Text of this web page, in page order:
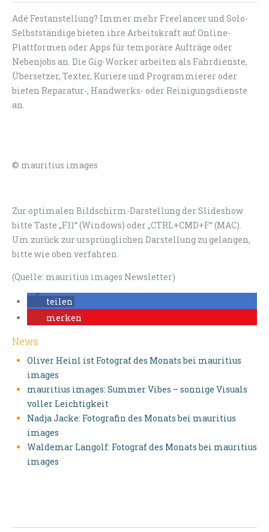
Adé Festanstellung? Immer mehr Freelancer und Solo-
Selbstständige bieten ihre Arbeitskraft auf Online-
Plattformen oder Apps für temporäre Aufträge oder
Nebenjobs an. Die Gig-Worker arbeiten als Fahrdienste,
Übersetzer, Texter, Kuriere und Programmierer oder
bieten Reparatur-, Handwerks- oder Reinigungsdienste
an.
© mauritius images
Zur optimalen Bildschirm-Darstellung der Slideshow
bitte Taste „F11“ (Windows) oder „CTRL+CMD+F“ (MAC).
Um zurück zur ursprünglichen Darstellung zu gelangen,
bitte wie oben verfahren.
(Quelle: mauritius images Newsletter)
teilen
merken
News
Oliver Heinl ist Fotograf des Monats bei mauritius
images
mauritius images: Summer Vibes – sonnige Visuals
voller Leichtigkeit
Nadja Jacke: Fotografin des Monats bei mauritius
images
Waldemar Langolf: Fotograf des Monats bei mauritius
images